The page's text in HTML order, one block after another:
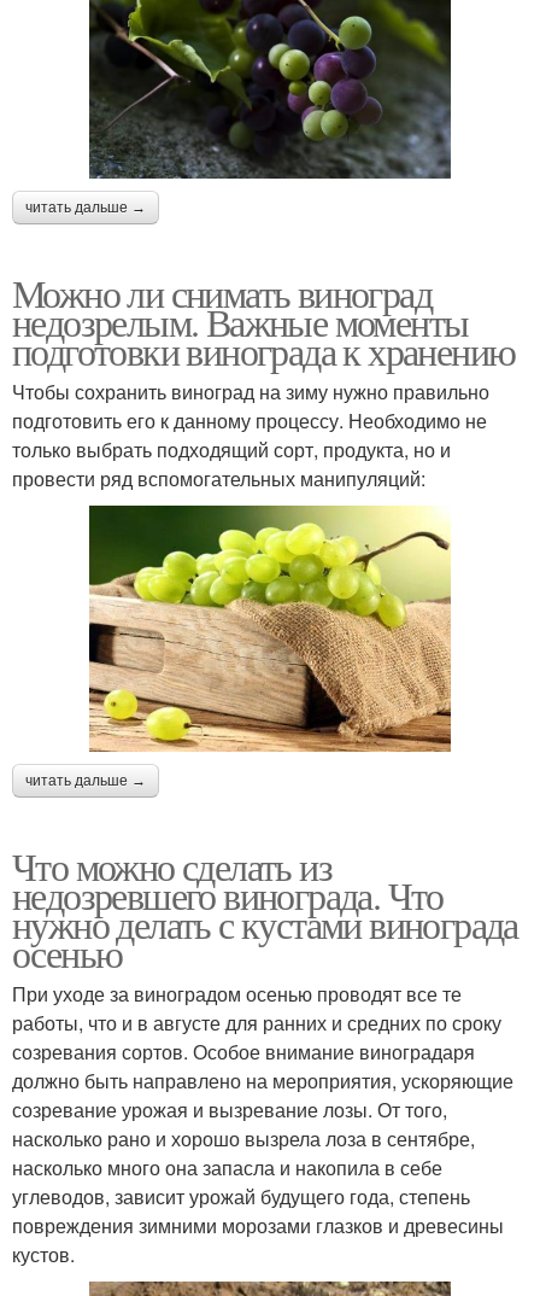
читать дальше →
Можно ли снимать виноград
недозрелым. Важные моменты
подготовки винограда к хранению
Чтобы сохранить виноград на зиму нужно правильно
подготовить его к данному процессу. Необходимо не
только выбрать подходящий сорт, продукта, но и
провести ряд вспомогательных манипуляций:
читать дальше →
Что можно сделать из
недозревшего винограда. Что
нужно делать с кустами винограда
осенью
При уходе за виноградом осенью проводят все те
работы, что и в августе для ранних и средних по сроку
созревания сортов. Особое внимание виноградаря
должно быть направлено на мероприятия, ускоряющие
созревание урожая и вызревание лозы. От того,
насколько рано и хорошо вызрела лоза в сентябре,
насколько много она запасла и накопила в себе
углеводов, зависит урожай будущего года, степень
повреждения зимними морозами глазков и древесины
кустов.